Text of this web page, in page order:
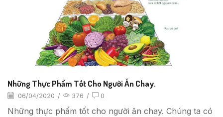
Những Thực Phẩm Tốt Cho Người Ăn Chay.
06/04/2020 / 376 / 0
Những thực phẩm tốt cho người ăn chay. Chúng ta có